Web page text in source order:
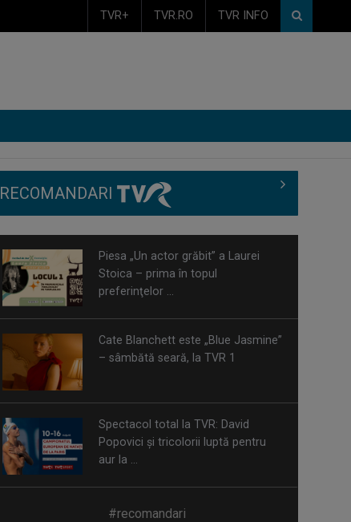
TVR+ TVR.RO TVR INFO
RECOMANDARI
Cate Blanchett este „Blue Jasmine”
– sâmbătă seară, la TVR 1
Spectacol total la TVR: David
Popovici și tricolorii luptă pentru
Prima câştigătoare a trofeului
„Vedeta populară” şi-a aniversat la
TVR ...
Întâlnire cu jazz-ul autohton, la
#recomandari